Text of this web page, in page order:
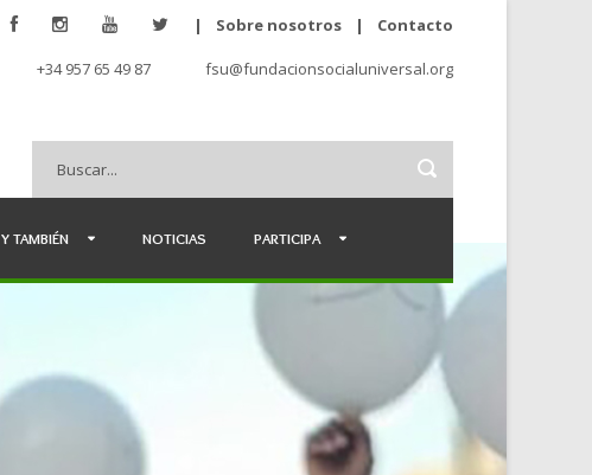
| Sobre nosotros | Contacto
+34 957 65 49 87 fsu@fundacionsocialuniversal.org
Y TAMBIÉN NOTICIAS PARTICIPA